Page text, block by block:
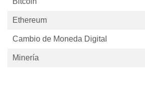
Ethereum
Cambio de Moneda Digital
Minería